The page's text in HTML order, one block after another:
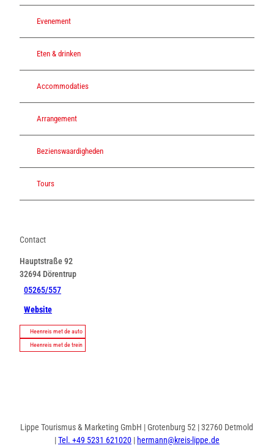
Evenement
Eten & drinken
Accommodaties
Arrangement
Bezienswaardigheden
Tours
Contact
Hauptstraße 92
32694 Dörentrup
05265/557
Website
Heenreis met de auto
Heenreis met de trein
Lippe Tourismus & Marketing GmbH | Grotenburg 52 | 32760 Detmold
|Tel. +49 5231 621020|hermann@kreis-lippe.de